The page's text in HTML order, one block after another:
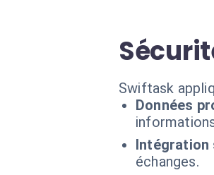
Swiftask
Données
Intégration
échanges.